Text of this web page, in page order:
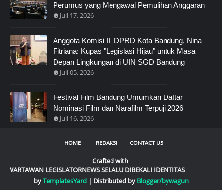
Perumus yang Mengawal Pemulihan Anggaran
Juli 17, 2026
Anggota Komisi III DPRD Kota Bandung, Nina
Fitriana: Kupas "Legislasi Hijau" untuk Masa
Depan Lingkungan di UIN SGD Bandung
Juli 05, 2026
Festival Film Bandung Umumkan Daftar
Nominasi Film dan Narafilm Terpuji 2026
Juli 16, 2026
HOME REDAKSI CONTACT US
Crafted with
LEGISLATORNEWS SELALU DIBEKALI IDENTITAS
byTemplatesYard| Distributed by Blogger/bywagun